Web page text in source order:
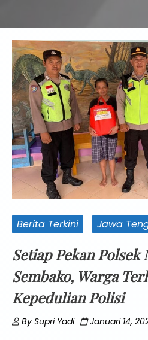
Berita Terkini Jawa
Setiap Pekan
Sembako, Warga
Kepedulian Polisi
BySupri Yadi Januari 14,